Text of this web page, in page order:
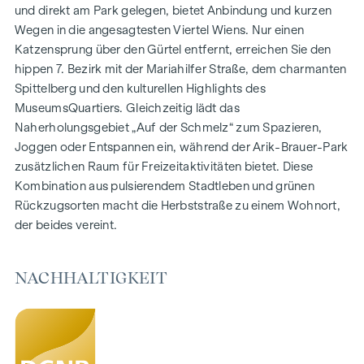
1- bis 4-Zimmerwohnungen
Gärten, Balkone, Loggien und Terrassen
Großzügige Raumhöhen
Tiefgaragenstellplätze | E-Mobilität
Innenhof Ruhelage
Photovoltaikanlage am Dach
Gemeinschaftsraum
ZUHAUSE ANKOMMEN
In der Herbststraße erwartet Sie ein einzigartiges
Wohngefühl, das Design und Geborgenheit auf
außergewöhnliche Weise vereint. Die hochwertige
stilvolles, modernes Leben abgestimmt. Edle Parkettböden
natürliche Behaglichkeit. Für zusätzlichen Komfort bieten
elektrisch steuerbare Raffstores individuelle Beschattung
und direkt am Park gelegen, bietet Anbindung und kurzen
Wegen in die angesagtesten Viertel Wiens. Nur einen
Katzensprung über den Gürtel entfernt, erreichen Sie den
hippen 7. Bezirk mit der Mariahilfer Straße, dem charmanten
Spittelberg und den kulturellen Highlights des
MuseumsQuartiers. Gleichzeitig lädt das
Naherholungsgebiet „Auf der Schmelz“ zum Spazieren,
Joggen oder Entspannen ein, während der Arik-Brauer-Park
zusätzlichen Raum für Freizeitaktivitäten bietet. Diese
Kombination aus pulsierendem Stadtleben und grünen
Rückzugsorten macht die Herbststraße zu einem Wohnort,
der beides vereint.
NACHHALTIGKEIT